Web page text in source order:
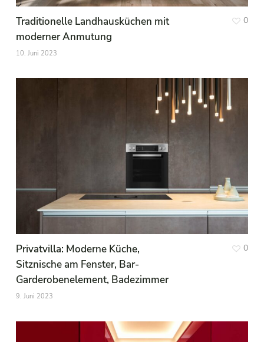
Traditionelle Landhausküchen mit
moderner Anmutung
10. Juni 2023
0
Privatvilla: Moderne Küche,
Sitznische am Fenster, Bar-
Garderobenelement, Badezimmer
9. Juni 2023
0